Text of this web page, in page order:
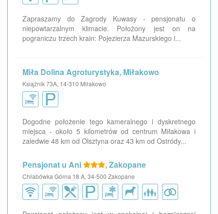
Zapraszamy do Zagrody Kuwasy - pensjonatu o
niepowtarzalnym klimacie. Położony jest on na
pograniczu trzech krain: Pojezierza Mazurskiego i...
Miła Dolina Agroturystyka, Miłakowo
Książnik 73A, 14-310 Miłakowo
Dogodne położenie tego kameralnego i dyskretnego
miejsca - około 5 kilometrów od centrum Miłakowa i
zaledwie 48 km od Olsztyna oraz 43 km od Ostródy...
Pensjonat u Ani , Zakopane
Chłabówka Górna 18 A, 34-500 Zakopane